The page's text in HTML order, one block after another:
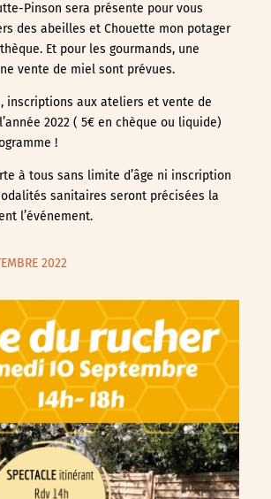
Pinson sera présente pour vous
des abeilles et Chouette mon potager
Et pour les gourmands, une
vente de miel sont prévues.
inscriptions aux ateliers et vente de
2022 ( 5€ en chèque ou liquide)
!
à tous sans limite d’âge ni inscription
sanitaires seront précisées la
l’événement.
2022